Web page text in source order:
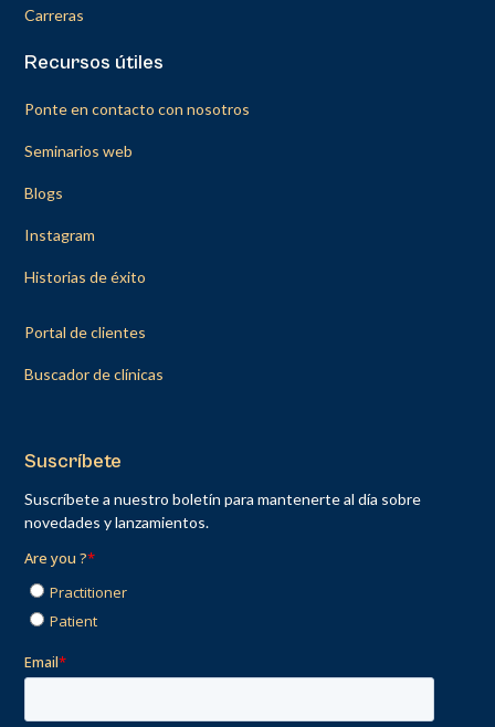
Carreras
Recursos útiles
Ponte en contacto con nosotros
Seminarios web
Blogs
Instagram
Historias de éxito
Portal de clientes
Buscador de clínicas
Suscríbete
Suscríbete a nuestro boletín para mantenerte al día sobre
novedades y lanzamientos.